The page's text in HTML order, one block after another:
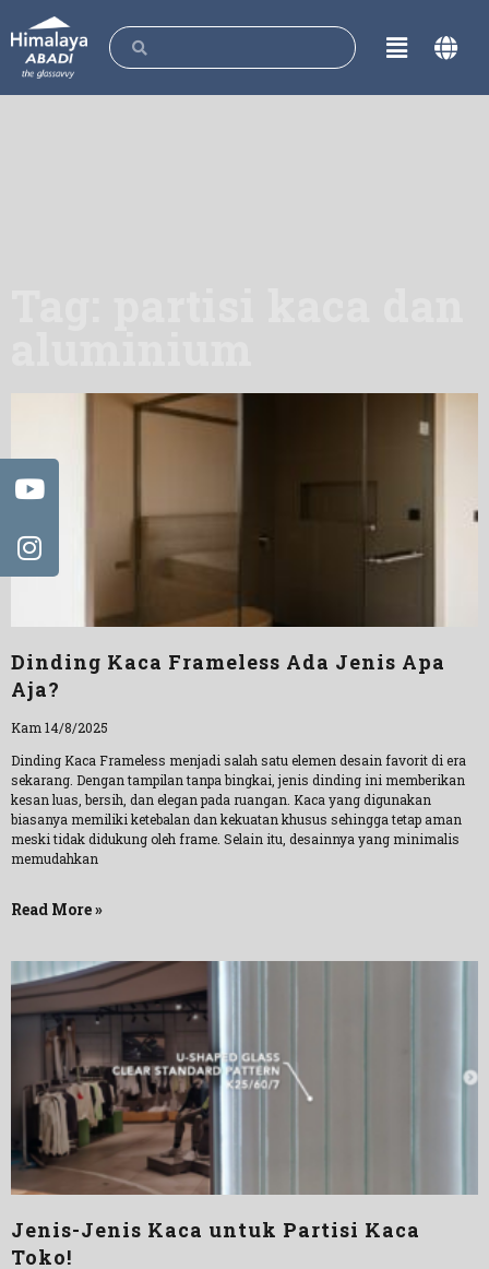
Dinding Kaca Frameless Ada Jenis Apa
Aja?
Kam 14/8/2025
Dinding Kaca Frameless menjadi salah satu elemen desain favorit di era
sekarang. Dengan tampilan tanpa bingkai, jenis dinding ini memberikan
kesan luas, bersih, dan elegan pada ruangan. Kaca yang digunakan
biasanya memiliki ketebalan dan kekuatan khusus sehingga tetap aman
meski tidak didukung oleh frame. Selain itu, desainnya yang minimalis
memudahkan
Read More »
Jenis-Jenis Kaca untuk Partisi Kaca
Toko!